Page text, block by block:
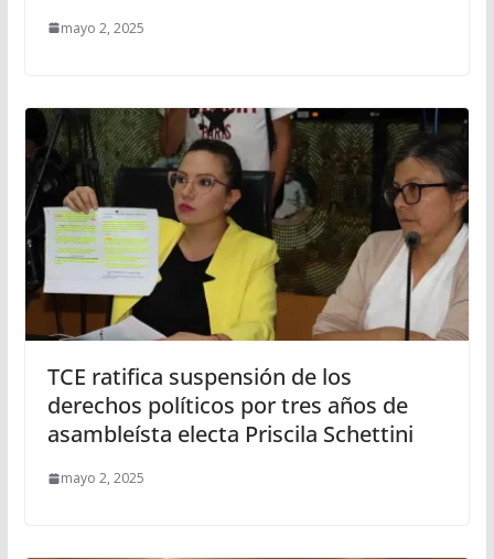
mayo 2, 2025
TCE ratifica suspensión de los
derechos políticos por tres años de
asambleísta electa Priscila Schettini
mayo 2, 2025